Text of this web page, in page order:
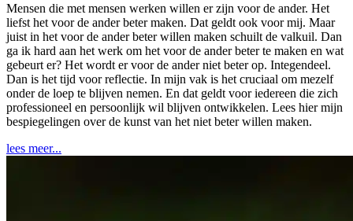
Mensen die met mensen werken willen er zijn voor de ander. Het
liefst het voor de ander beter maken. Dat geldt ook voor mij. Maar
juist in het voor de ander beter willen maken schuilt de valkuil. Dan
ga ik hard aan het werk om het voor de ander beter te maken en wat
gebeurt er? Het wordt er voor de ander niet beter op. Integendeel.
Dan is het tijd voor reflectie. In mijn vak is het cruciaal om mezelf
onder de loep te blijven nemen. En dat geldt voor iedereen die zich
professioneel en persoonlijk wil blijven ontwikkelen. Lees hier mijn
bespiegelingen over de kunst van het niet beter willen maken.
lees meer...